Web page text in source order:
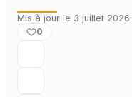
Mis à jour le 3 juillet 2026
0